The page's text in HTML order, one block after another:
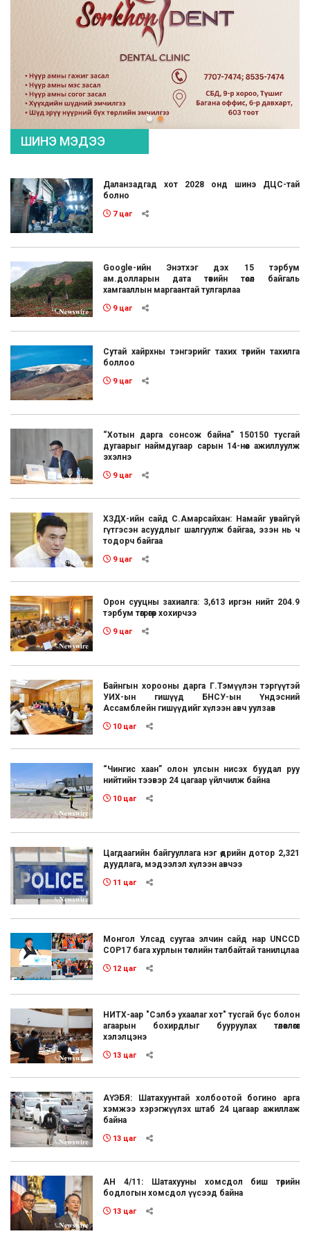
ШИНЭ МЭДЭЭ
Даланзадгад хот 2028 онд шинэ ДЦС-тай
болно
7 цаг
Google-ийн Энэтхэг дэх 15 тэрбум
ам.долларын дата төвийн төсөл байгаль
хамгааллын маргаантай тулгарлаа
9 цаг
Сутай хайрхны тэнгэрийг тахих төрийн тахилга
боллоо
9 цаг
“Хотын дарга сонсож байна” 150150 тусгай
дугаарыг наймдугаар сарын 14-нөөс ажиллуулж
эхэлнэ
9 цаг
ХЗДХ-ийн сайд С.Амарсайхан: Намайг увайгүй
гүтгэсэн асуудлыг шалгуулж байгаа, эзэн нь ч
тодорч байгаа
9 цаг
Орон сууцны захиалга: 3,613 иргэн нийт 204.9
тэрбум төгрөгөөр хохирчээ
9 цаг
Байнгын хорооны дарга Г.Тэмүүлэн тэргүүтэй
УИХ-ын гишүүд БНСУ-ын Үндэсний
Ассамблейн гишүүдийг хүлээн авч уулзав
10 цаг
“Чингис хаан” олон улсын нисэх буудал руу
нийтийн тээвэр 24 цагаар үйлчилж байна
10 цаг
Цагдаагийн байгууллага нэг өдрийн дотор 2,321
дуудлага, мэдээлэл хүлээн авчээ
11 цаг
Монгол Улсад суугаа элчин сайд нар UNCCD
COP17 бага хурлын төслийн талбайтай танилцлаа
12 цаг
НИТХ-аар "Сэлбэ ухаалаг хот" тусгай бүс болон
агаарын бохирдлыг бууруулах төлөвлөгөөг
хэлэлцэнэ
13 цаг
АҮЭБЯ: Шатахуунтай холбоотой богино арга
хэмжээ хэрэгжүүлэх штаб 24 цагаар ажиллаж
байна
13 цаг
АН 4/11: Шатахууны хомсдол биш төрийн
бодлогын хомсдол үүсээд байна
13 цаг